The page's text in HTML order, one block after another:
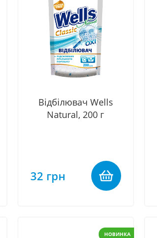
Відбілювач Wells
Natural, 200 г
32 грн
НОВИНКА